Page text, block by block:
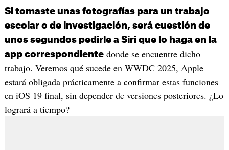
Si tomaste unas fotografías para un trabajo
escolar o de investigación, será cuestión de
unos segundos pedirle a Siri que lo haga en la
app correspondientedonde se encuentre dicho
trabajo. Veremos qué sucede en WWDC 2025, Apple
estará obligada prácticamente a confirmar estas funciones
en iOS 19 final, sin depender de versiones posteriores. ¿Lo
logrará a tiempo?